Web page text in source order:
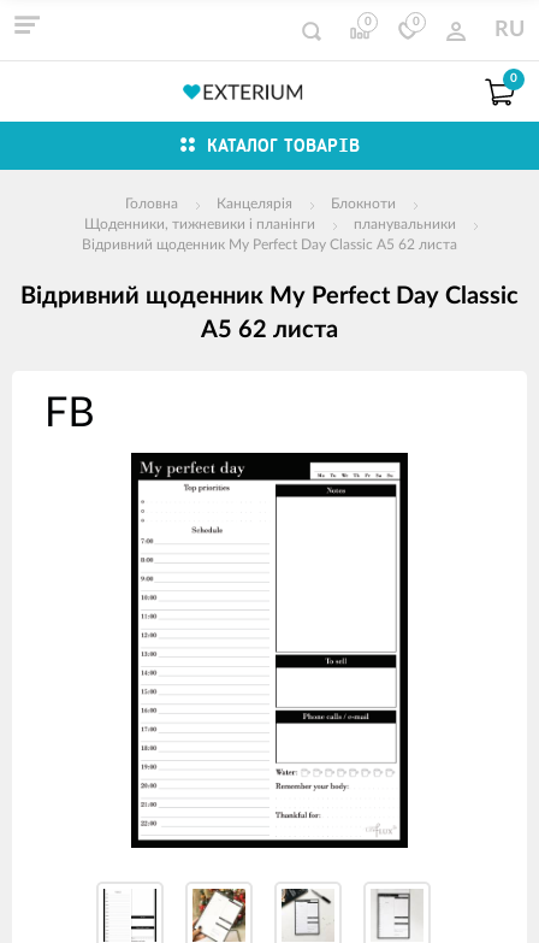
0 0 RU
0
КАТАЛОГ ТОВАРІВ
Головна Канцелярія
Блокноти
Щоденники, тижневики і планінги
планувальники
Відривний щоденник My Perfect Day Classic A5 62 листа
Відривний щоденник My Perfect Day Classic
A5 62 листа
зображення
продуктів